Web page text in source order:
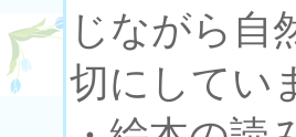
じながら自
切にしてい